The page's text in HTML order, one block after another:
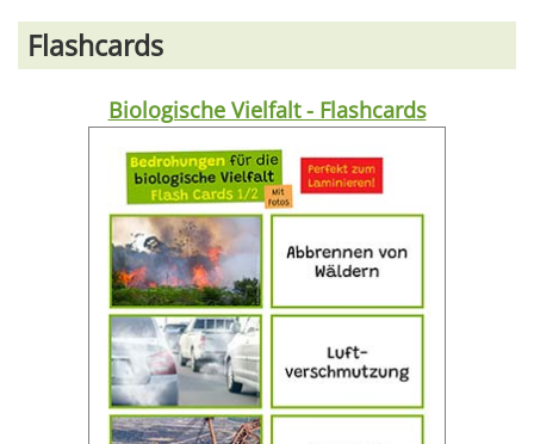
Flashcards
Biologische Vielfalt - Flashcards